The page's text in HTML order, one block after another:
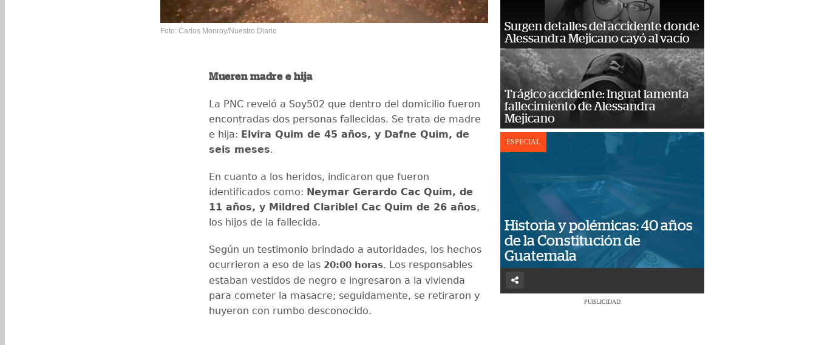
Foto: Carlos Monroy/Nuestro Diario
Mueren madre e hija
La PNC reveló a Soy502 que dentro del domicilio fueron
encontradas dos personas fallecidas. Se trata de madre
e hija: Elvira Quim de 45 años, y Dafne Quim, de
seis meses.
En cuanto a los heridos, indicaron que fueron
identificados como: Neymar Gerardo Cac Quim, de
11 años, y Mildred Clariblel Cac Quim de 26 años,
los hijos de la fallecida.
Según un testimonio brindado a autoridades, los hechos
ocurrieron a eso de las 20:00 horas. Los responsables
estaban vestidos de negro e ingresaron a la vivienda
para cometer la masacre; seguidamente, se retiraron y
huyeron con rumbo desconocido.
Surgen detalles del accidente donde
Alessandra Mejicano cayó al vacío
Trágico accidente: Inguat lamenta
fallecimiento de Alessandra
Mejicano
ESPECIAL
Historia y polémicas: 40 años
de la Constitución de
Guatemala
PUBLICIDAD